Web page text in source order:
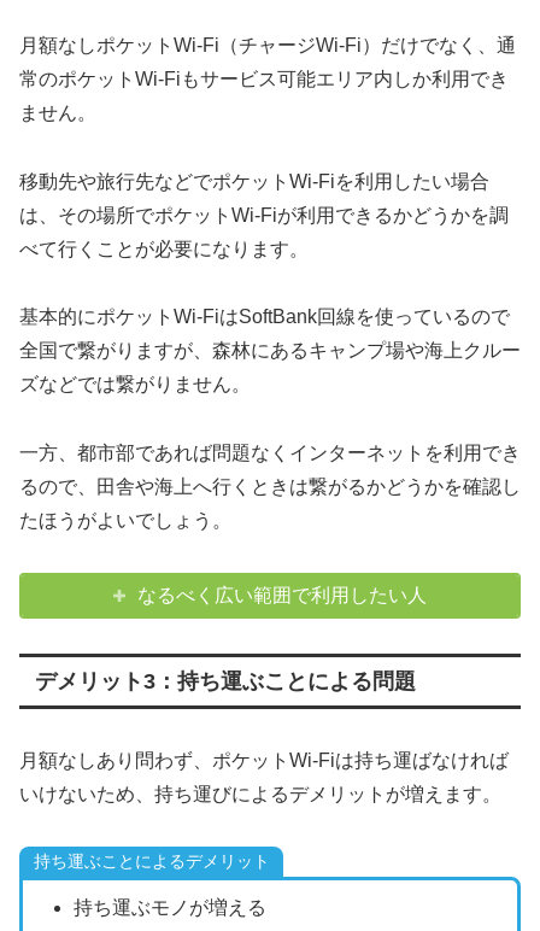
月額なしポケットWi-Fi（チャージWi-Fi）だけでなく、通
常のポケットWi-Fiもサービス可能エリア内しか利用でき
ません。
移動先や旅行先などでポケットWi-Fiを利用したい場合
は、その場所でポケットWi-Fiが利用できるかどうかを調
べて行くことが必要になります。
基本的にポケットWi-FiはSoftBank回線を使っているので
全国で繋がりますが、森林にあるキャンプ場や海上クルー
ズなどでは繋がりません。
一方、都市部であれば問題なくインターネットを利用でき
るので、田舎や海上へ行くときは繋がるかどうかを確認し
たほうがよいでしょう。
なるべく広い範囲で利用したい人
デメリット3：持ち運ぶことによる問題
月額なしあり問わず、ポケットWi-Fiは持ち運ばなければ
いけないため、持ち運びによるデメリットが増えます。
持ち運ぶことによるデメリット
持ち運ぶモノが増える